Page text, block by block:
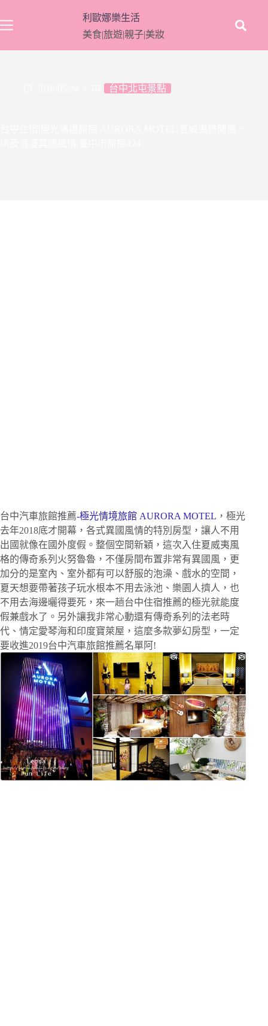
至
要
利歐娜樂生活
美食|旅遊|親子|美妝
台中北屯景點
台中汽車旅館推薦-極光情境旅館 AURORA MOTEL ，極光
去年2018底才開幕，各式異國風情的特別房型，讓人不用
出國就像在國外度假。整個空間新穎，這次入住夏威夷風
格的傳奇系列火努魯魯，不僅房間布置非常有異國風，更
加分的是室內、室外都有可以舒服的泡澡、戲水的空間，
夏天想要帶著孩子玩水根本不用去泳池、樂園人擠人，也
不用去海邊曬得要死，來一趟台中住宿推薦的極光就能度
假兼戲水了。另外讓我非常心動還有傳奇系列的法老時
代、情定愛琴海和印度寶萊屋，這麼多款夢幻房型，一定
要收進2019台中汽車旅館推薦名單阿!